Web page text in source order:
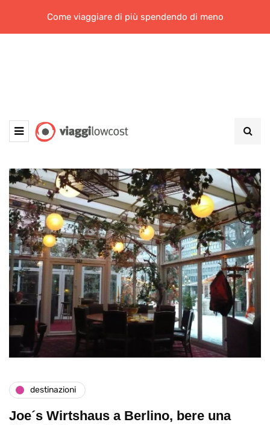
Come viaggiare di più spendendo di meno
destinazioni
Joe´s Wirtshaus a Berlino, bere una